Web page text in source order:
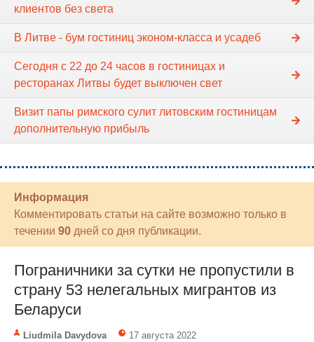
клиентов без света
В Литве - бум гостиниц эконом-класса и усадеб
Сегодня с 22 до 24 часов в гостиницах и
ресторанах Литвы будет выключен свет
Визит папы римского сулит литовским гостиницам
дополнительную прибыль
Информация
Комментировать статьи на сайте возможно только в
течении 90 дней со дня публикации.
Пограничники за сутки не пропустили в
страну 53 нелегальных мигрантов из
Беларуси
Liudmila Davydova 17 августа 2022